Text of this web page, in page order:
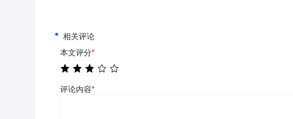
相关评论
本文评分*
评论内容*